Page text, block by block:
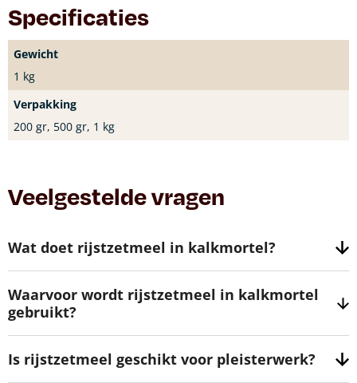
Specificaties
Gewicht
1 kg
Verpakking
200 gr, 500 gr, 1 kg
Veelgestelde vragen
Wat doet rijstzetmeel in kalkmortel?
Waarvoor wordt rijstzetmeel in kalkmortel
gebruikt?
Is rijstzetmeel geschikt voor pleisterwerk?